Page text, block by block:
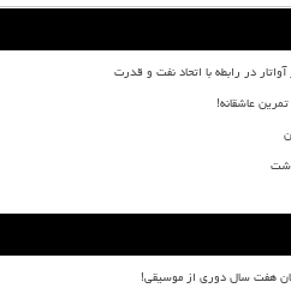
در رابطه با اتحاد نفت و قدرت
عاشقانه!
هفت سال دوری از موسیقی!